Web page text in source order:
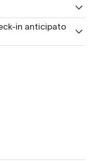
in anticipato